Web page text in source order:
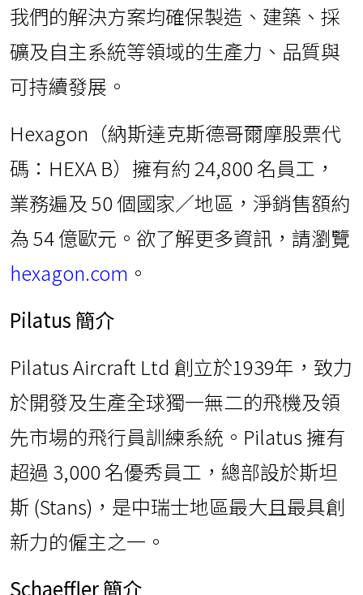
我們的解決方案均確保製造、建築、採
礦及自主系統等領域的生產力、品質與
可持續發展。
Hexagon（納斯達克斯德哥爾摩股票代
碼：HEXA B）擁有約 24,800 名員工，
業務遍及 50 個國家／地區，淨銷售額約
為 54 億歐元。欲了解更多資訊，請瀏覽
hexagon.com 。
Pilatus 簡介
Pilatus Aircraft Ltd 創立於1939年，致力
於開發及生產全球獨一無二的飛機及領
先市場的飛行員訓練系統。Pilatus 擁有
超過 3,000 名優秀員工，總部設於斯坦
斯 (Stans)，是中瑞士地區最大且最具創
新力的僱主之一。
Schaeffler簡介